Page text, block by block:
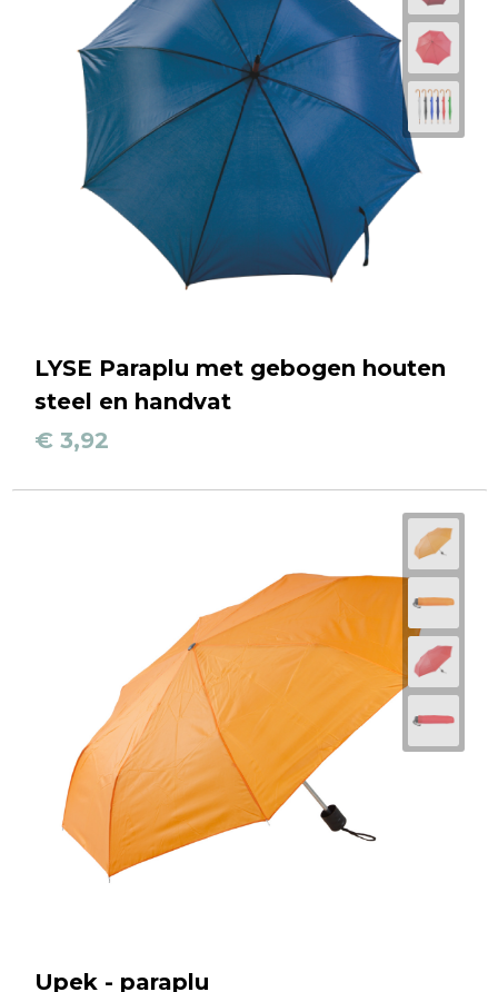
LYSE Paraplu met gebogen houten
steel en handvat
€ 3,92
Upek - paraplu